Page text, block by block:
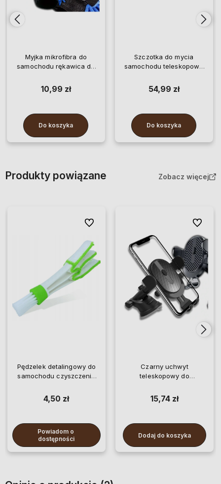
Myjka mikrofibra do
samochodu rękawica do
10,99 zł
Do koszyka
Szczotka do mycia
samochodu teleskopowa
54,99 zł
Do koszyka
Produkty powiązane Zobacz więcej
Pędzelek detalingowy do
samochodu czyszczenia
4,50 zł
Powiadom o
dostępności
Do ulubionych
Czarny uchwyt
teleskopowy do
15,74 zł
Dodaj do koszyka
Do